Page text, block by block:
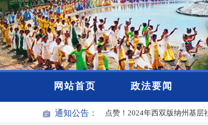
网站首页 政法要闻
通知公告：